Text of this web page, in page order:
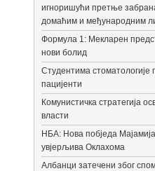
игноришући претње
домаћим и међународним
Формула 1: Мекларен
нови болид
Студентима стоматологије
пацијенти
Комунистичка стратегија
власти
НБА: Нова побједа
увјерљива Оклахома
Албанци затечени због